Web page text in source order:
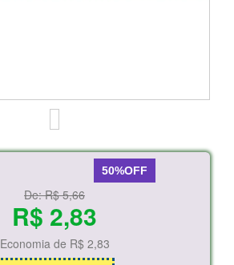
50%OFF
De:R$ 5,66
R$ 2,83
Economia de R$ 2,83